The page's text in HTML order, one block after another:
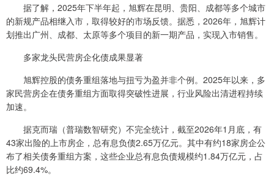
据了解，2025年下半年起，旭辉在昆明、贵阳、成都等多个城市
的新规产品相继入市，取得较好的市场反馈。据悉，2026年，旭辉计
划推出广州、成都、太原等多个项目的新一期产品，实现入市销售。
多家龙头民营房企化债成果显著
旭辉控股的债务重组落地与扭亏为盈并非个例。2025年以来，多
家民营房企在债务重组方面取得突破性进展，行业风险出清进程持续
加速。
据克而瑞（普瑞数智研究）不完全统计，截至2026年1月底，有
43家出险的上市房企，总有息负债2.65万亿元。其中有约18家房企公
布了相关债务重组方案，这些企业总有息负债规模约1.84万亿元，占
比约69.4%。